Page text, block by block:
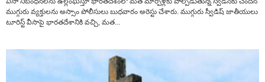
ముగ్గురు వ్యక్తులను అస్సాం పోలీసులు బుధ‌వారం అరెస్టు చేశారు. ముగ్గురు స్వీడిష్ జాతీయులు
టూరిస్ట్ వీసాపై భారతదేశానికి వ‌చ్చి, మత...